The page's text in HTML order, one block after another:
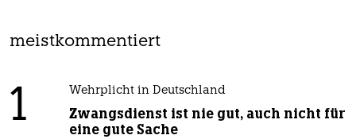
meistkommentiert
1 Wehrplicht in Deutschland
Zwangsdienst ist nie gut, auch nicht für
eine gute Sache